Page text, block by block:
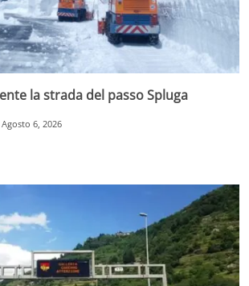
la strada del passo Spluga
Agosto 6, 2026